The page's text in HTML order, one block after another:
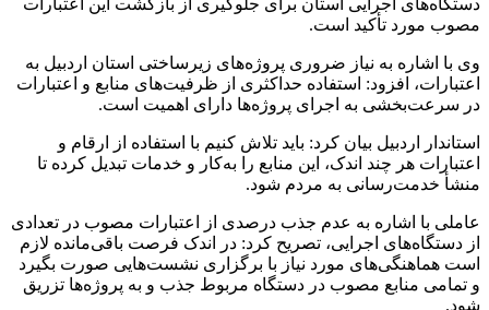
دستگاه‌های اجرایی استان برای جلوگیری از بازگشت این اعتبارات
مصوب مورد تأکید است.
وی با اشاره به نیاز ضروری پروژه‌های زیرساختی استان اردبیل به
اعتبارات، افزود: استفاده حداکثری از ظرفیت‌های منابع و اعتبارات
در سرعت‌بخشی به اجرای پروژه‌ها دارای اهمیت است.
استاندار اردبیل بیان کرد: باید تلاش کنیم با استفاده از ارقام و
اعتبارات هر چند اندک، این منابع را به‌کار و خدمات تبدیل کرده تا
منشأ خدمت‌رسانی به مردم شود.
عاملی با اشاره به عدم جذب درصدی از اعتبارات مصوب در تعدادی
از دستگاه‌های اجرایی، تصریح کرد: در اندک فرصت باقی‌مانده لازم
است هماهنگی‌های مورد نیاز با برگزاری نشست‌هایی صورت بگیرد
و تمامی منابع مصوب در دستگاه مربوط جذب و به پروژه‌ها تزریق
شود.